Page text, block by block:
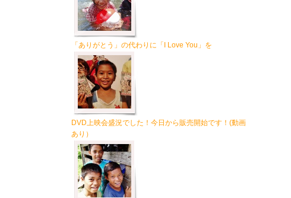
「ありがとう」の代わりに「I Love You」を
DVD上映会盛況でした！今日から販売開始です！(動画
あり）